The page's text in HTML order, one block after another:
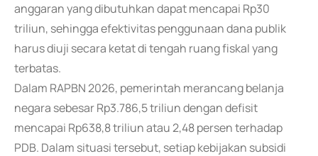
anggaran yang dibutuhkan dapat mencapai Rp30
triliun, sehingga efektivitas penggunaan dana publik
harus diuji secara ketat di tengah ruang fiskal yang
terbatas.
Dalam RAPBN 2026, pemerintah merancang belanja
negara sebesar Rp3.786,5 triliun dengan defisit
mencapai Rp638,8 triliun atau 2,48 persen terhadap
PDB. Dalam situasi tersebut, setiap kebijakan subsidi